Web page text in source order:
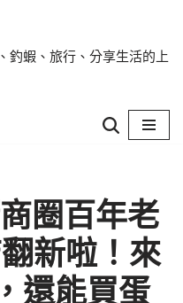
釣蝦、旅行、分享生活的上
圈百年老
新啦！來
還能買蛋